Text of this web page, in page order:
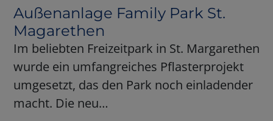
Außenanlage Family Park St.
Magarethen
Im beliebten Freizeitpark in St. Margarethen
wurde ein umfangreiches Pflasterprojekt
umgesetzt, das den Park noch einladender
macht. Die neu…